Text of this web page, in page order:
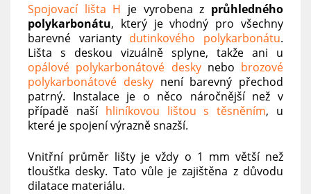
Spojovací lišta H je vyrobena z průhledného
polykarbonátu, který je vhodný pro všechny
barevné varianty dutinkového polykarbonátu.
Lišta s deskou vizuálně splyne, takže ani u
opálové polykarbonátové deskynebo brozové
polykarbonátové desky není barevný přechod
patrný. Instalace je o něco náročnější než v
případě naší hliníkovou lištou s těsněním, u
které je spojení výrazně snazší.
Vnitřní průměr lišty je vždy o 1 mm větší než
tloušťka desky. Tato vůle je zajištěna z důvodu
dilatace materiálu.